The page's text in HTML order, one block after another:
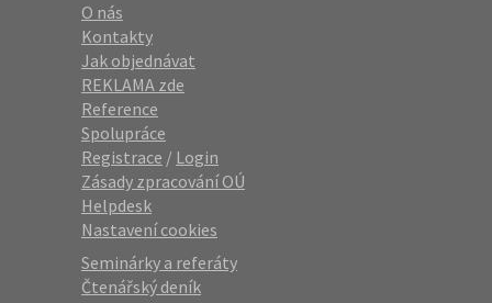
O nás
Kontakty
Jak objednávat
REKLAMA zde
Reference
Spolupráce
Registrace / Login
Zásady zpracování OÚ
Helpdesk
Nastavení cookies
Seminárky a referáty
Čtenářský deník